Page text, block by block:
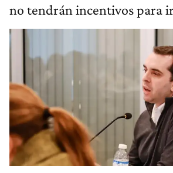
no tendrán incentivos para